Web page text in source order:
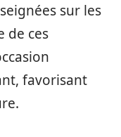
sur les
de ces
favorisant